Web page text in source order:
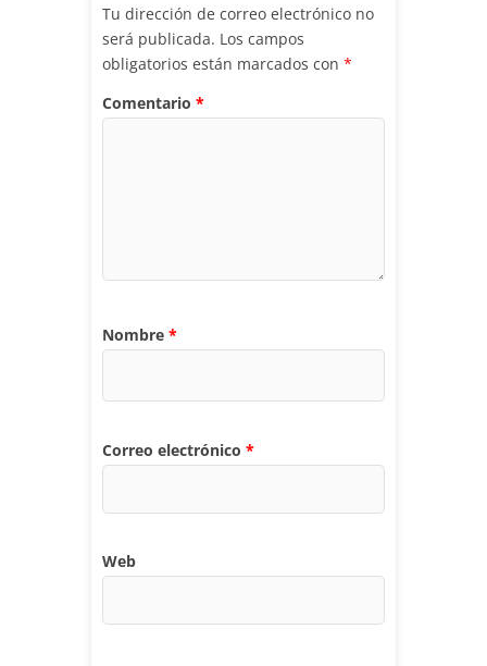
Tu dirección de correo electrónico no
será publicada. Los campos
obligatorios están marcados con *
Comentario *
Nombre *
Correo electrónico *
Web